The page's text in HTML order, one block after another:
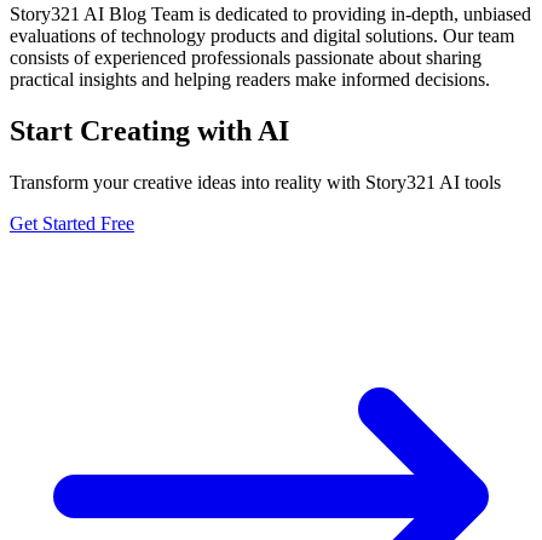
Story321 AI Blog Team is dedicated to providing in-depth, unbiased
evaluations of technology products and digital solutions. Our team
consists of experienced professionals passionate about sharing
practical insights and helping readers make informed decisions.
Start Creating with AI
Transform your creative ideas into reality with Story321 AI tools
Get Started Free